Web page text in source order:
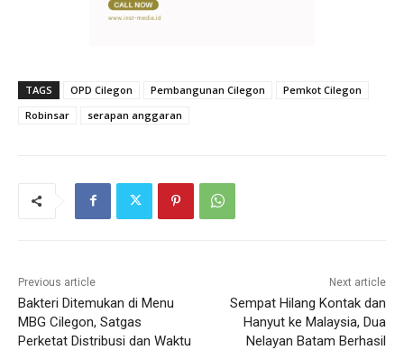
TAGS OPD Cilegon Pembangunan Cilegon
Pemkot Cilegon
Robinsar
serapan anggaran
Previous article
Bakteri Ditemukan di Menu
MBG Cilegon, Satgas
Perketat Distribusi dan Waktu
Next article
Sempat Hilang Kontak dan
Hanyut ke Malaysia, Dua
Nelayan Batam Berhasil